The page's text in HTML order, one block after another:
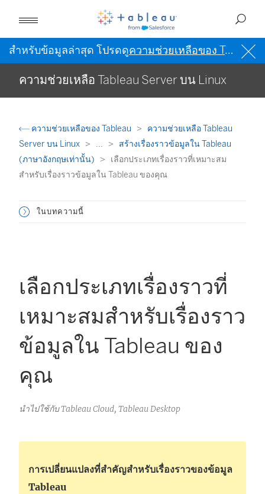
สำหรับข้อมูลล่าสุด โปรดดูความช่วยเหลือของ Tableau เป็นภาษาอังกฤษ (สหรัฐอเมริกา)
ความช่วยเหลือ Tableau Server บน Linux
ความช่วยเหลือของ Tableau
ความช่วยเหลือ Tableau
Server บน Linux
...
สร้างเรื่องราวข้อมูลใน Tableau
(ภาษาอังกฤษเท่านั้น)
เลือกประเภทเรื่องราวที่เหมาะสม
สำหรับเรื่องราวข้อมูลใน Tableau ของคุณ
ในบทความนี้
เลือกประเภทเรื่องราวที่
เหมาะสมสำหรับเรื่องราว
ข้อมูลใน Tableau ของ
คุณ
นำไปใช้กับ Tableau Cloud, Tableau Desktop
การเปลี่ยนแปลงที่สำคัญสำหรับเรื่องราวของข้อมูล
Tableau